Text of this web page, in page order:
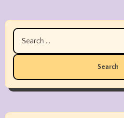
Search
for: